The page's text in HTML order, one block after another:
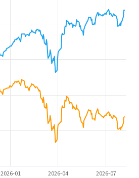
2026-01 2026-04 2026-07